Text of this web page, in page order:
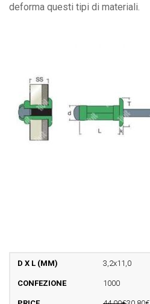
deforma questi tipi di materiali.
3,2x11,0
1000